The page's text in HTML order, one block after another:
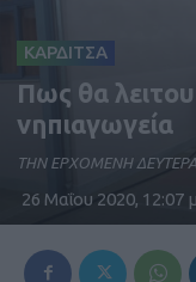
ΚΑΡΔΙΤΣΑ
Πως θα
νηπιαγωγεία
ΤΗΝ ΕΡΧΟΜΕΝΗ ΔΕΥΤΕΡΑ
26 Μαΐου 2020, 12:07